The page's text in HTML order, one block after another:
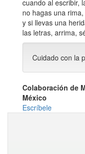
cuando al escribir,
no hagas una
y si llevas una
las letras, arrima,
Cuidado con la
Colaboración de
México
Escríbele